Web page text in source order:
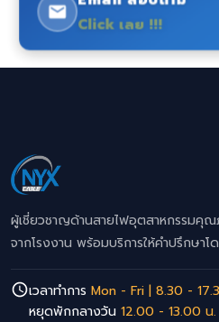
Click เลย !!!
ผู้เชี่ยวชาญด้านสายไฟอุตสาหกรรมคุ
จากโรงงาน พร้อมบริการให้คำปรึกษา
เวลาทำการ Mon - Fri | 8.30 -
หยุดพักกลางวัน 12.00 - 13.00 น.